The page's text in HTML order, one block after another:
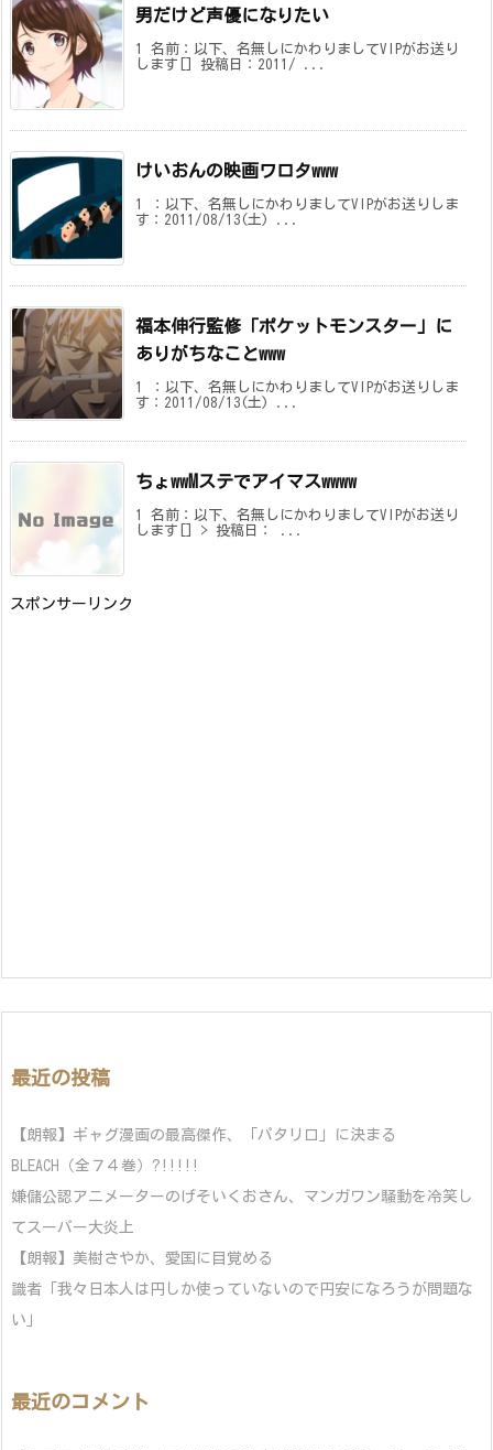
男だけど声優になりたい
1 名前：以下、名無しにかわりましてVIPがお送り
します[] 投稿日：2011/ ...
けいおんの映画ワロタwww
1 ：以下、名無しにかわりましてVIPがお送りしま
す：2011/08/13(土) ...
福本伸行監修「ポケットモンスター」に
ありがちなことwww
1 ：以下、名無しにかわりましてVIPがお送りしま
す：2011/08/13(土) ...
ちょwwMステでアイマスwwww
1 名前：以下、名無しにかわりましてVIPがお送り
します[] > 投稿日： ...
スポンサーリンク
最近の投稿
【朗報】ギャグ漫画の最高傑作、「パタリロ」に決まる
BLEACH（全７４巻）?!!!!!
嫌儲公認アニメーターのげそいくおさん、マンガワン騒動を冷笑し
てスーパー大炎上
【朗報】美樹さやか、愛国に目覚める
識者「我々日本人は円しか使っていないので円安になろうが問題な
い」
最近のコメント